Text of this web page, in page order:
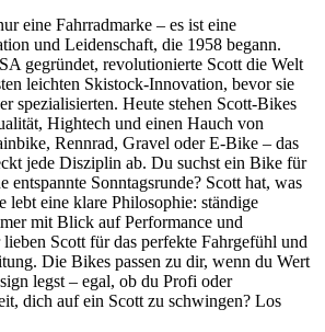
eine Fahrradmarke – es ist eine
und Leidenschaft, die 1958 begann.
gegründet, revolutionierte Scott die Welt
leichten Skistock-Innovation, bevor sie
spezialisierten. Heute stehen Scott-Bikes
Hightech und einen Hauch von
Rennrad, Gravel oder E-Bike – das
jede Disziplin ab. Du suchst ein Bike für
entspannte Sonntagsrunde? Scott hat, was
lebt eine klare Philosophie: ständige
mit Blick auf Performance und
Scott für das perfekte Fahrgefühl und
Die Bikes passen zu dir, wenn du Wert
legst – egal, ob du Profi oder
dich auf ein Scott zu schwingen? Los